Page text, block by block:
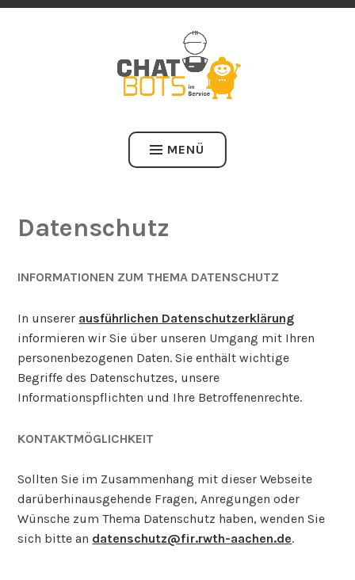
Zum
B2B-KUNDENSERVICE FÜR KMU DES MASCHINENBAUS
CHATBOTS IM SERVICE
MENÜ
Datenschutz
INFORMATIONEN ZUM THEMA DATENSCHUTZ
In unserer ausführlichen Datenschutzerklärung
informieren wir Sie über unseren Umgang mit Ihren
personenbezogenen Daten. Sie enthält wichtige
Begriffe des Datenschutzes, unsere
Informationspflichten und Ihre Betroffenenrechte.
KONTAKTMÖGLICHKEIT
Sollten Sie im Zusammenhang mit dieser Webseite
darüberhinausgehende Fragen, Anregungen oder
Wünsche zum Thema Datenschutz haben, wenden Sie
sich bitte an datenschutz@fir.rwth-aachen.de.